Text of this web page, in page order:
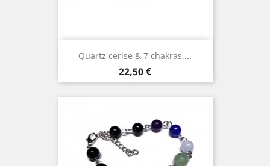
Quartz cerise & 7 chakras,...
Prix
22,50 €